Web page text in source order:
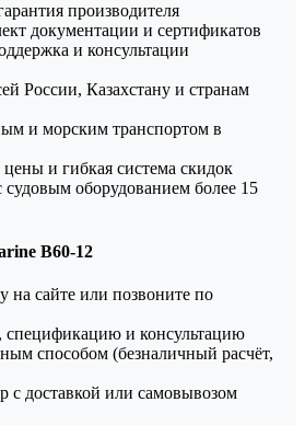
производителя
документации и сертификатов
и консультации
России, Казахстану и странам
и морским транспортом в
и гибкая система скидок
оборудованием более 15
B60-12
на сайте или позвоните по
спецификацию и консультацию
способом (безналичный расчёт,
с доставкой или самовывозом